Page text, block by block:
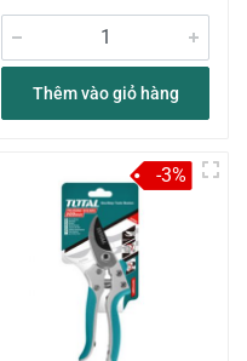
Thêm vào giỏ hàng
-3%